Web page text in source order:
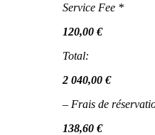
Service Fee *
120,00 €
Total:
2 040,00 €
– Frais de
138,60 €